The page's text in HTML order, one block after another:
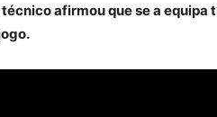
afirmou que se a equipa